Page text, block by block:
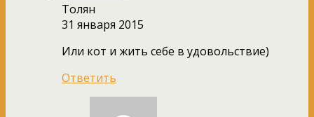
Толян
31 января 2015
Или кот и жить себе в удовольствие)
Ответить